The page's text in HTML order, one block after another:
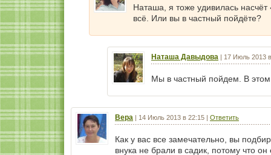
Наташа, я тоже удивилась
всё. Или вы в частный пойдёте?
Наташа Давыдова | 17 Июль 2013
Мы в частный пойдем. В этом
Вера | 14 Июль 2013 в 22:15 | Ответить
Как у вас все замечательно, вы
внука не брали в садик, потому что